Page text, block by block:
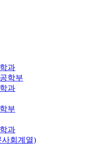
과
학부
과
부
과
사회계열)